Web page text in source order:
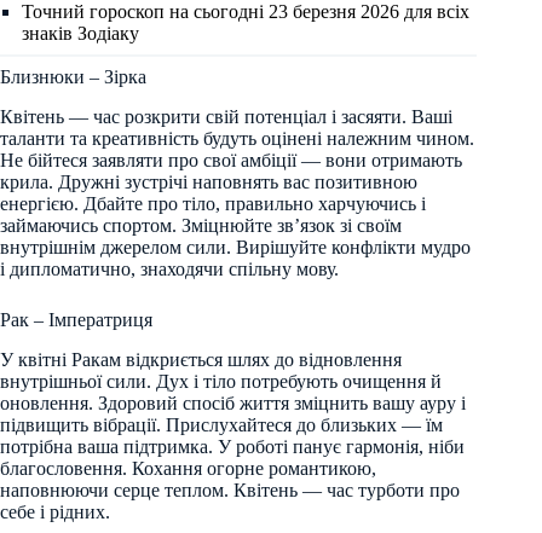
Точний гороскоп на сьогодні 23 березня 2026 для всіх
знаків Зодіаку
Близнюки – Зірка
Квітень — час розкрити свій потенціал і засяяти. Ваші
таланти та креативність будуть оцінені належним чином.
Не бійтеся заявляти про свої амбіції — вони отримають
крила. Дружні зустрічі наповнять вас позитивною
енергією. Дбайте про тіло, правильно харчуючись і
займаючись спортом. Зміцнюйте зв’язок зі своїм
внутрішнім джерелом сили. Вирішуйте конфлікти мудро
і дипломатично, знаходячи спільну мову.
Рак – Імператриця
У квітні Ракам відкриється шлях до відновлення
внутрішньої сили. Дух і тіло потребують очищення й
оновлення. Здоровий спосіб життя зміцнить вашу ауру і
підвищить вібрації. Прислухайтеся до близьких — їм
потрібна ваша підтримка. У роботі панує гармонія, ніби
благословення. Кохання огорне романтикою,
наповнюючи серце теплом. Квітень — час турботи про
себе і рідних.